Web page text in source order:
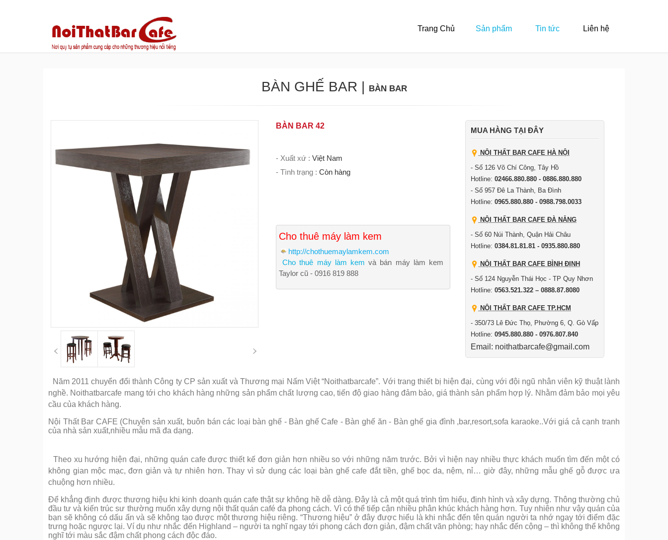
Trang Chủ Sản phẩm Tin tức Liên hệ
BÀN GHẾ BAR | BÀN BAR
BÀN BAR 42
- Xuất xứ : Việt Nam
- Tình trạng : Còn hàng
Cho thuê máy làm kem
http://chothuemaylamkem.com
Cho thuê máy làm kem và bán máy làm kem
Taylor cũ - 0916 819 888
MUA HÀNG TẠI ĐÂY
NỘI THẤT BAR CAFE HÀ NỘI
- Số 126 Võ Chí Công, Tây Hồ
Hotline: 02466.880.880 - 0886.880.880
- Số 957 Đê La Thành, Ba Đình
Hotline: 0965.880.880 - 0988.798.0033
NỘI THẤT BAR CAFE ĐÀ NẴNG
- Số 60 Núi Thành, Quận Hải Châu
Hotline: 0384.81.81.81 - 0935.880.880
NỘI THẤT BAR CAFE BÌNH ĐỊNH
- Số 124 Nguyễn Thái Học - TP Quy Nhơn
Hotline: 0563.521.322 – 0888.87.8080
NỘI THẤT BAR CAFE TP.HCM
- 350/73 Lê Đức Thọ, Phường 6, Q. Gò Vấp
Hotline: 0945.880.880 - 0976.807.840
Email: noithatbarcafe@gmail.com
Năm 2011 chuyển đổi thành Công ty CP sản xuất và Thương mại Nấm Việt “Noithatbarcafe”. Với trang thiết bị hiện đại, cùng với đội ngũ nhân viên kỹ thuật lành
nghề. Noithatbarcafe mang tới cho khách hàng những sản phẩm chất lượng cao, tiến độ giao hàng đảm bảo, giá thành sản phẩm hợp lý. Nhằm đảm bảo mọi yêu
cầu của khách hàng.
Nội Thất Bar CAFE (Chuyên sản xuất, buôn bán các loại bàn ghế - Bàn ghế Cafe - Bàn ghế ăn - Bàn ghế gia đình ,bar,resort,sofa karaoke..Với giá cả cạnh tranh
của nhà sản xuất,nhiều mẫu mã đa dạng.
Theo xu hướng hiện đại, những quán cafe được thiết kế đơn giản hơn nhiều so với những năm trước. Bởi vì hiện nay nhiều thực khách muốn tìm đến một có
không gian mộc mạc, đơn giản và tự nhiên hơn. Thay vì sử dụng các loại bàn ghế cafe đắt tiền, ghế bọc da, nệm, nỉ… giờ đây, những mẫu ghế gỗ được ưa
chuộng hơn nhiều.
Để khẳng định được thương hiệu khi kinh doanh quán cafe thật sự không hề dễ dàng. Đây là cả một quá trình tìm hiểu, định hình và xây dựng. Thông thường chủ
đầu tư và kiến trúc sư thường muốn xây dựng nội thất quán café đa phong cách. Vì có thể tiếp cận nhiều phân khúc khách hàng hơn. Tuy nhiên như vậy quán của
bạn sẽ không có dấu ấn và sẽ không tạo được một thương hiệu riêng. “Thương hiệu” ở đây được hiểu là khi nhắc đến tên quán người ta nhớ ngay tới điểm đặc
trưng hoặc ngược lại. Ví dụ như nhắc đến Highland – người ta nghĩ ngay tới phong cách đơn giản, đậm chất văn phòng; hay nhắc đến cộng – thì không thể không
nghĩ tới màu sắc đậm chất phong cách độc đáo.